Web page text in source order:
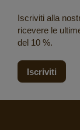
Iscriviti alla
ricevere le
del 10 %.
Iscriviti